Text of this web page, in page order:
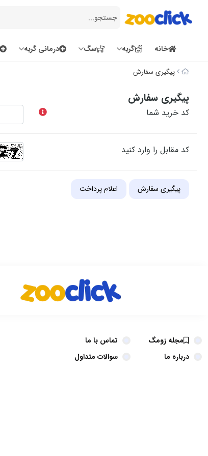
خانه گربه سگ درمانی گربه
پیگیری سفارش
پیگیری سفارش
کد خرید شما
کد مقابل را وارد کنید
پیگیری سفارش اعلام پرداخت
مجله زومگ
تماس با ما
درباره ما
سوالات متداول